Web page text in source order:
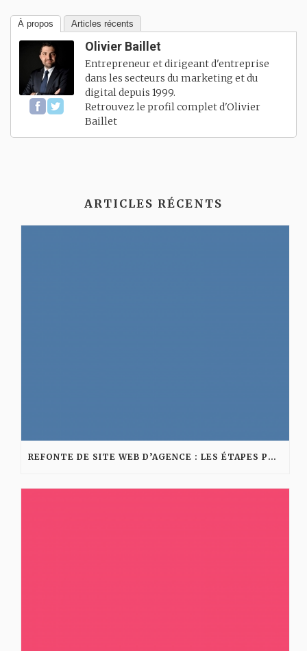
À propos Articles récents
Olivier Baillet
Entrepreneur et dirigeant d'entreprise
dans les secteurs du marketing et du
digital depuis 1999.
Retrouvez le profil complet d'Olivier
Baillet
ARTICLES RÉCENTS
REFONTE DE SITE WEB D’AGENCE : LES ÉTAPES POUR AMÉLIORER VISIBILITÉ ET CONVERSION